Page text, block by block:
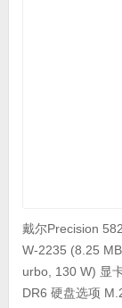
戴尔Precision
W-2235 (8.25
urbo, 130 W) 显
DR6 硬盘选项